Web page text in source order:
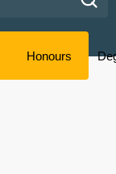
Honours